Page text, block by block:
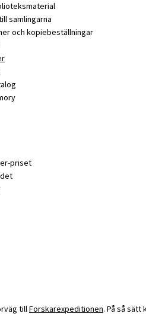
samlingarna
och kopiebeställningar
priset
tillForskarexpeditionen. På så